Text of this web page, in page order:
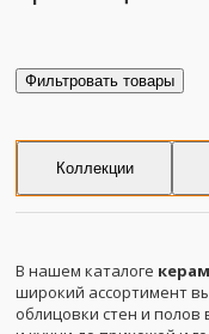
Фильтровать товары
Коллекции
В нашем каталоге
широкий ассортимент
облицовки стен и